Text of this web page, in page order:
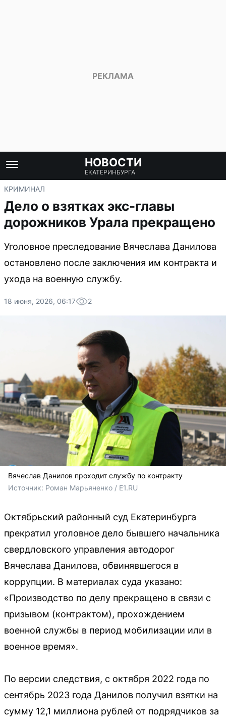
НОВОСТИ
ЕКАТЕРИНБУРГА
КРИМИНАЛ
Дело о взятках экс-главы
дорожников Урала прекращено
Уголовное преследование Вячеслава Данилова
остановлено после заключения им контракта и
ухода на военную службу.
18 июня, 2026, 06:17 2
Вячеслав Данилов проходит службу по контракту
Источник: Роман Марьяненко / E1.RU
Октябрьский районный суд Екатеринбурга
прекратил уголовное дело бывшего начальника
свердловского управления автодорог
Вячеслава Данилова, обвинявшегося в
коррупции. В материалах суда указано:
«Производство по делу прекращено в связи с
призывом (контрактом), прохождением
военной службы в период мобилизации или в
военное время».
По версии следствия, с октября 2022 года по
сентябрь 2023 года Данилов получил взятки на
сумму 12,1 миллиона рублей от подрядчиков за